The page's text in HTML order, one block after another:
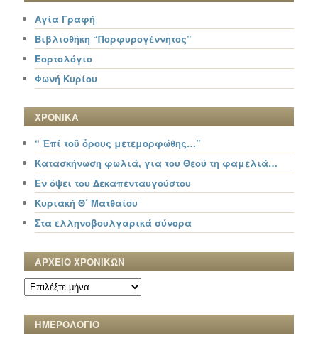
Αγία Γραφή
Βιβλιοθήκη “Πορφυρογέννητος”
Εορτολόγιο
Φωνή Κυρίου
ΧΡΟΝΙΚΑ
“ Ἐπί τοῦ ὄρους μετεμορφώθης…”
Κατασκήνωση φωλιά, για του Θεού τη φαμελιά…
Εν όψει του Δεκαπενταυγούστου
Κυριακή Θ΄ Ματθαίου
Στα ελληνοβουλγαρικά σύνορα
ΑΡΧΕΙΟ ΧΡΟΝΙΚΩΝ
ΑΡΧΕΙΟ
ΧΡΟΝΙΚΩΝ
ΗΜΕΡΟΛΟΓΙΟ